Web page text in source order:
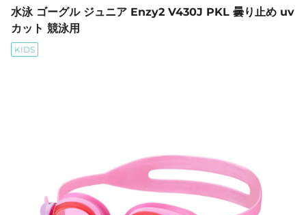
水泳 ゴーグル ジュニア Enzy2 V430J PKL 曇り止め uv
カット 競泳用
KIDS